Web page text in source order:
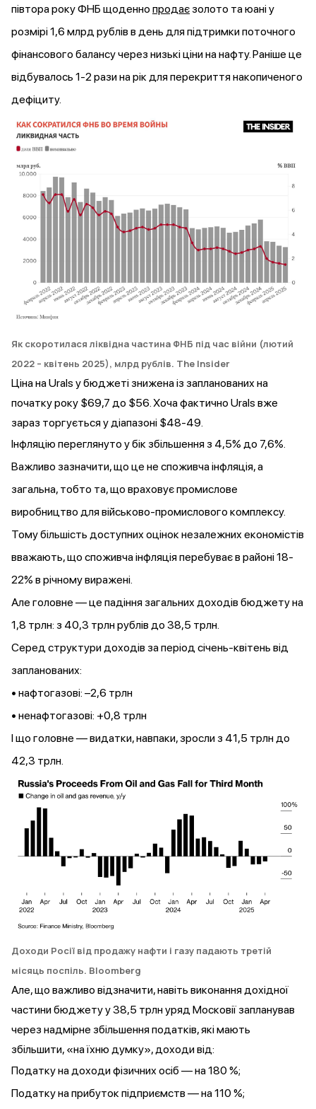
півтора року ФНБ щоденно продає золото та юані у
розмірі 1,6 млрд рублів в день для підтримки поточного
фінансового балансу через низькі ціни на нафту. Раніше це
відбувалось 1-2 рази на рік для перекриття накопиченого
дефіциту.
Як скоротилася ліквідна частина ФНБ під час війни (лютий
2022 – квітень 2025), млрд рублів. The Insider
Ціна на Urals у бюджеті знижена із запланованих на
початку року $69,7 до $56. Хоча фактично Urals вже
зараз торгується у діапазоні $48-49.
Інфляцію переглянуто у бік збільшення з 4,5% до 7,6%.
Важливо зазначити, що це не споживча інфляція, а
загальна, тобто та, що враховує промислове
виробництво для військово-промислового комплексу.
Тому більшість доступних оцінок незалежних економістів
вважають, що споживча інфляція перебуває в районі 18-
22% в річному виражені.
Але головне — це падіння загальних доходів бюджету на
1,8 трлн: з 40,3 трлн рублів до 38,5 трлн.
Серед структури доходів за період січень-квітень від
запланованих:
• нафтогазові: –2,6 трлн
• ненафтогазові: +0,8 трлн
І що головне — видатки, навпаки, зросли з 41,5 трлн до
42,3 трлн.
Доходи Росії від продажу нафти і газу падають третій
місяць поспіль. Bloomberg
Але, що важливо відзначити, навіть виконання дохідної
частини бюджету у 38,5 трлн уряд Московії запланував
через надмірне збільшення податків, які мають
збільшити, «на їхню думку», доходи від:
Податку на доходи фізичних осіб — на 180 %;
Податку на прибуток підприємств — на 110 %;